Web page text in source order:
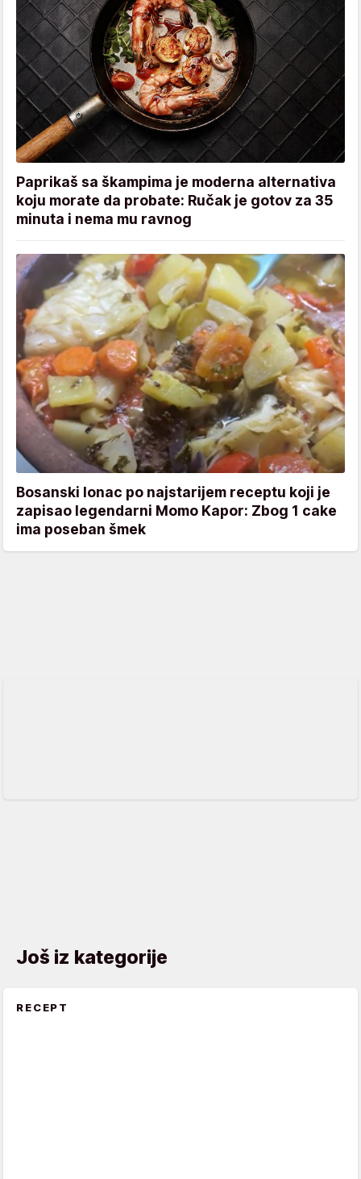
Paprikaš sa škampima je moderna alternativa
koju morate da probate: Ručak je gotov za 35
minuta i nema mu ravnog
Bosanski lonac po najstarijem receptu koji je
zapisao legendarni Momo Kapor: Zbog 1 cake
ima poseban šmek
Još iz kategorije
RECEPT